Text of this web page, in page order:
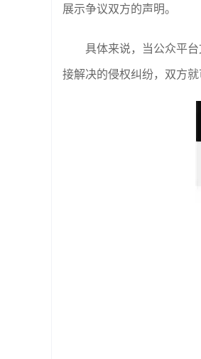
展示争议双方的声明。
具体来说，当公众平
接解决的侵权纠纷，双方